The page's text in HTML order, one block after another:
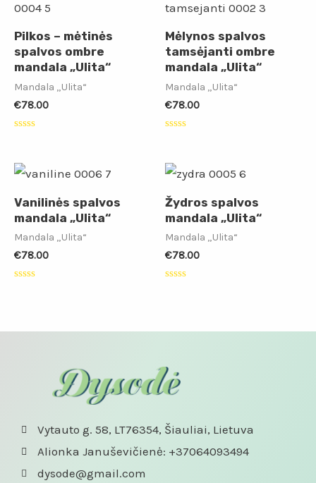
Pilkos – mėtinės
spalvos ombre
mandala „Ulita“
Mandala „Ulita“
€78.00
5
Mėlynos spalvos
tamsėjanti ombre
mandala „Ulita“
Mandala „Ulita“
€78.00
5
Vanilinės spalvos
mandala „Ulita“
Mandala „Ulita“
€78.00
Žydros spalvos
mandala „Ulita“
Mandala „Ulita“
€78.00
Vytauto g. 58, LT76354, Šiauliai, Lietuva
Alionka Januševičienė: +37064093494
dysode@gmail.com